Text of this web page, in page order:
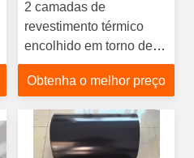
2 camadas de
revestimento térmico
encolhido em torno de
mangas com patch de
fechamento para
revestimento de
articulação
Obtenha o melhor preço